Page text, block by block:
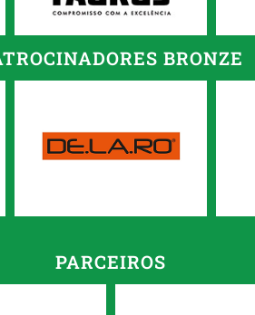
BRONZE
PARCEIROS